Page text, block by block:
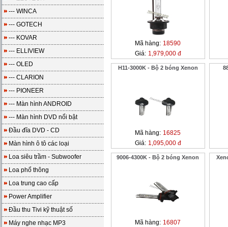
--- WINCA
--- GOTECH
--- KOVAR
--- ELLIVIEW
--- OLED
--- CLARION
--- PIONEER
--- Màn hình ANDROID
--- Màn hình DVD nổi bật
Đầu đĩa DVD - CD
Màn hình ô tô các loại
Loa siêu trầm - Subwoofer
Loa phổ thông
Loa trung cao cấp
Power Amplifier
Đầu thu Tivi kỹ thuật số
Máy nghe nhạc MP3
Mã hàng: 18590
Giá: 1,979,000 đ
H11-3000K - Bộ 2 bóng Xenon
Mã hàng: 16825
Giá: 1,095,000 đ
9006-4300K - Bộ 2 bóng Xenon
Mã hàng: 16807